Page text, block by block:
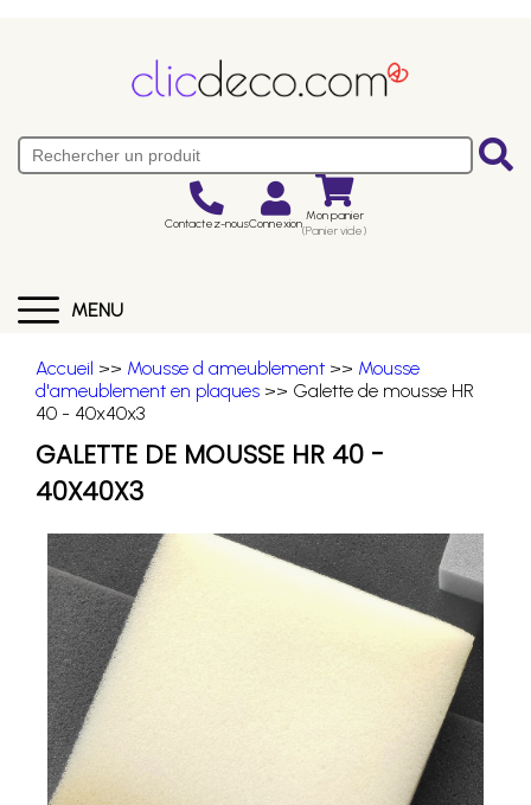
Contactez-nousConnexion Mon panier
(Panier vide)
MENU
Accueil >> Mousse d ameublement >> Mousse
d'ameublement en plaques >> Galette de mousse HR
40 - 40x40x3
GALETTE DE MOUSSE HR 40 -
40X40X3